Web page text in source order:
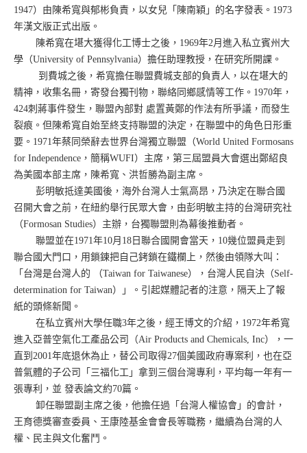
1947）由陳希寬與郁彬負責，以女兒「陳南穎」的名字發表。1973
年漢文版正式出版。
陳希寬在堪大獲得化工博士之後，1969年2月進入私立賓州大
學（University of Pennsylvania）擔任助理教授，在研究所開課。
到費城之後，希寬擔任聯盟費城支部的負責人，以在堪大的
精神，收集名冊，寄發台獨刊物，聯絡同鄉感情等工作。1970年，
424刺蔣事件發生，聯盟內部對 處置黃鄭的作法有所爭議，而發生
裂痕。但陳希寬自始至終支持聯盟的決定，在聯盟中的角色日形重
要。1971年蔡同榮辭去世界台灣獨立聯盟（World United Formosans
for Independence，簡稱WUFI）主席，第三屆盟員大會選出鄭紹良
為美國本部主席，陳希寬、洪哲勝為副主席。
彭明敏抵達美國後，海外台灣人士氣高昂，乃決定在聯合國
召開大會之前，在紐約舉行民眾大會，由彭明敏主持的台灣研究社
（Formosan Studies）主辦，台獨聯盟則為幕後推動者。
聯盟並在1971年10月18日聯合國開會當天，10幾位盟員走到
聯合國大門口，用鎖鍊把自己銬鎖在鐵欄上，然後由領隊大叫：
「台灣是台灣人的 （Taiwan for Taiwanese），台灣人民自決（Self-
determination for Taiwan）」。引起媒體記者的注意，隔天上了報
紙的頭條新聞。
在私立賓州大學任職3年之後，經王博文的介紹，1972年希寬
進入亞普空氣化工產品公司（Air Products and Chemicals, Inc），一
直到2001年底退休為止，替公司取得27個美國政府專案利，也在亞
普氣體的子公司「三福化工」拿到三個台灣專利，平均每一年有一
張專利，並 發表論文約70篇。
卸任聯盟副主席之後，他擔任過「台灣人權協會」的會計，
王育德獎審查委員、王康陸基金會會長等職務，繼續為台灣的人
權、民主與文化奮鬥。